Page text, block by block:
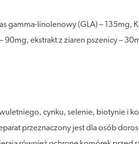
gamma-linolenowy (GLA) – 135mg,
ekstrakt z ziaren pszenicy –
cynku, selenie, biotynie i
przeznaczony jest dla osób